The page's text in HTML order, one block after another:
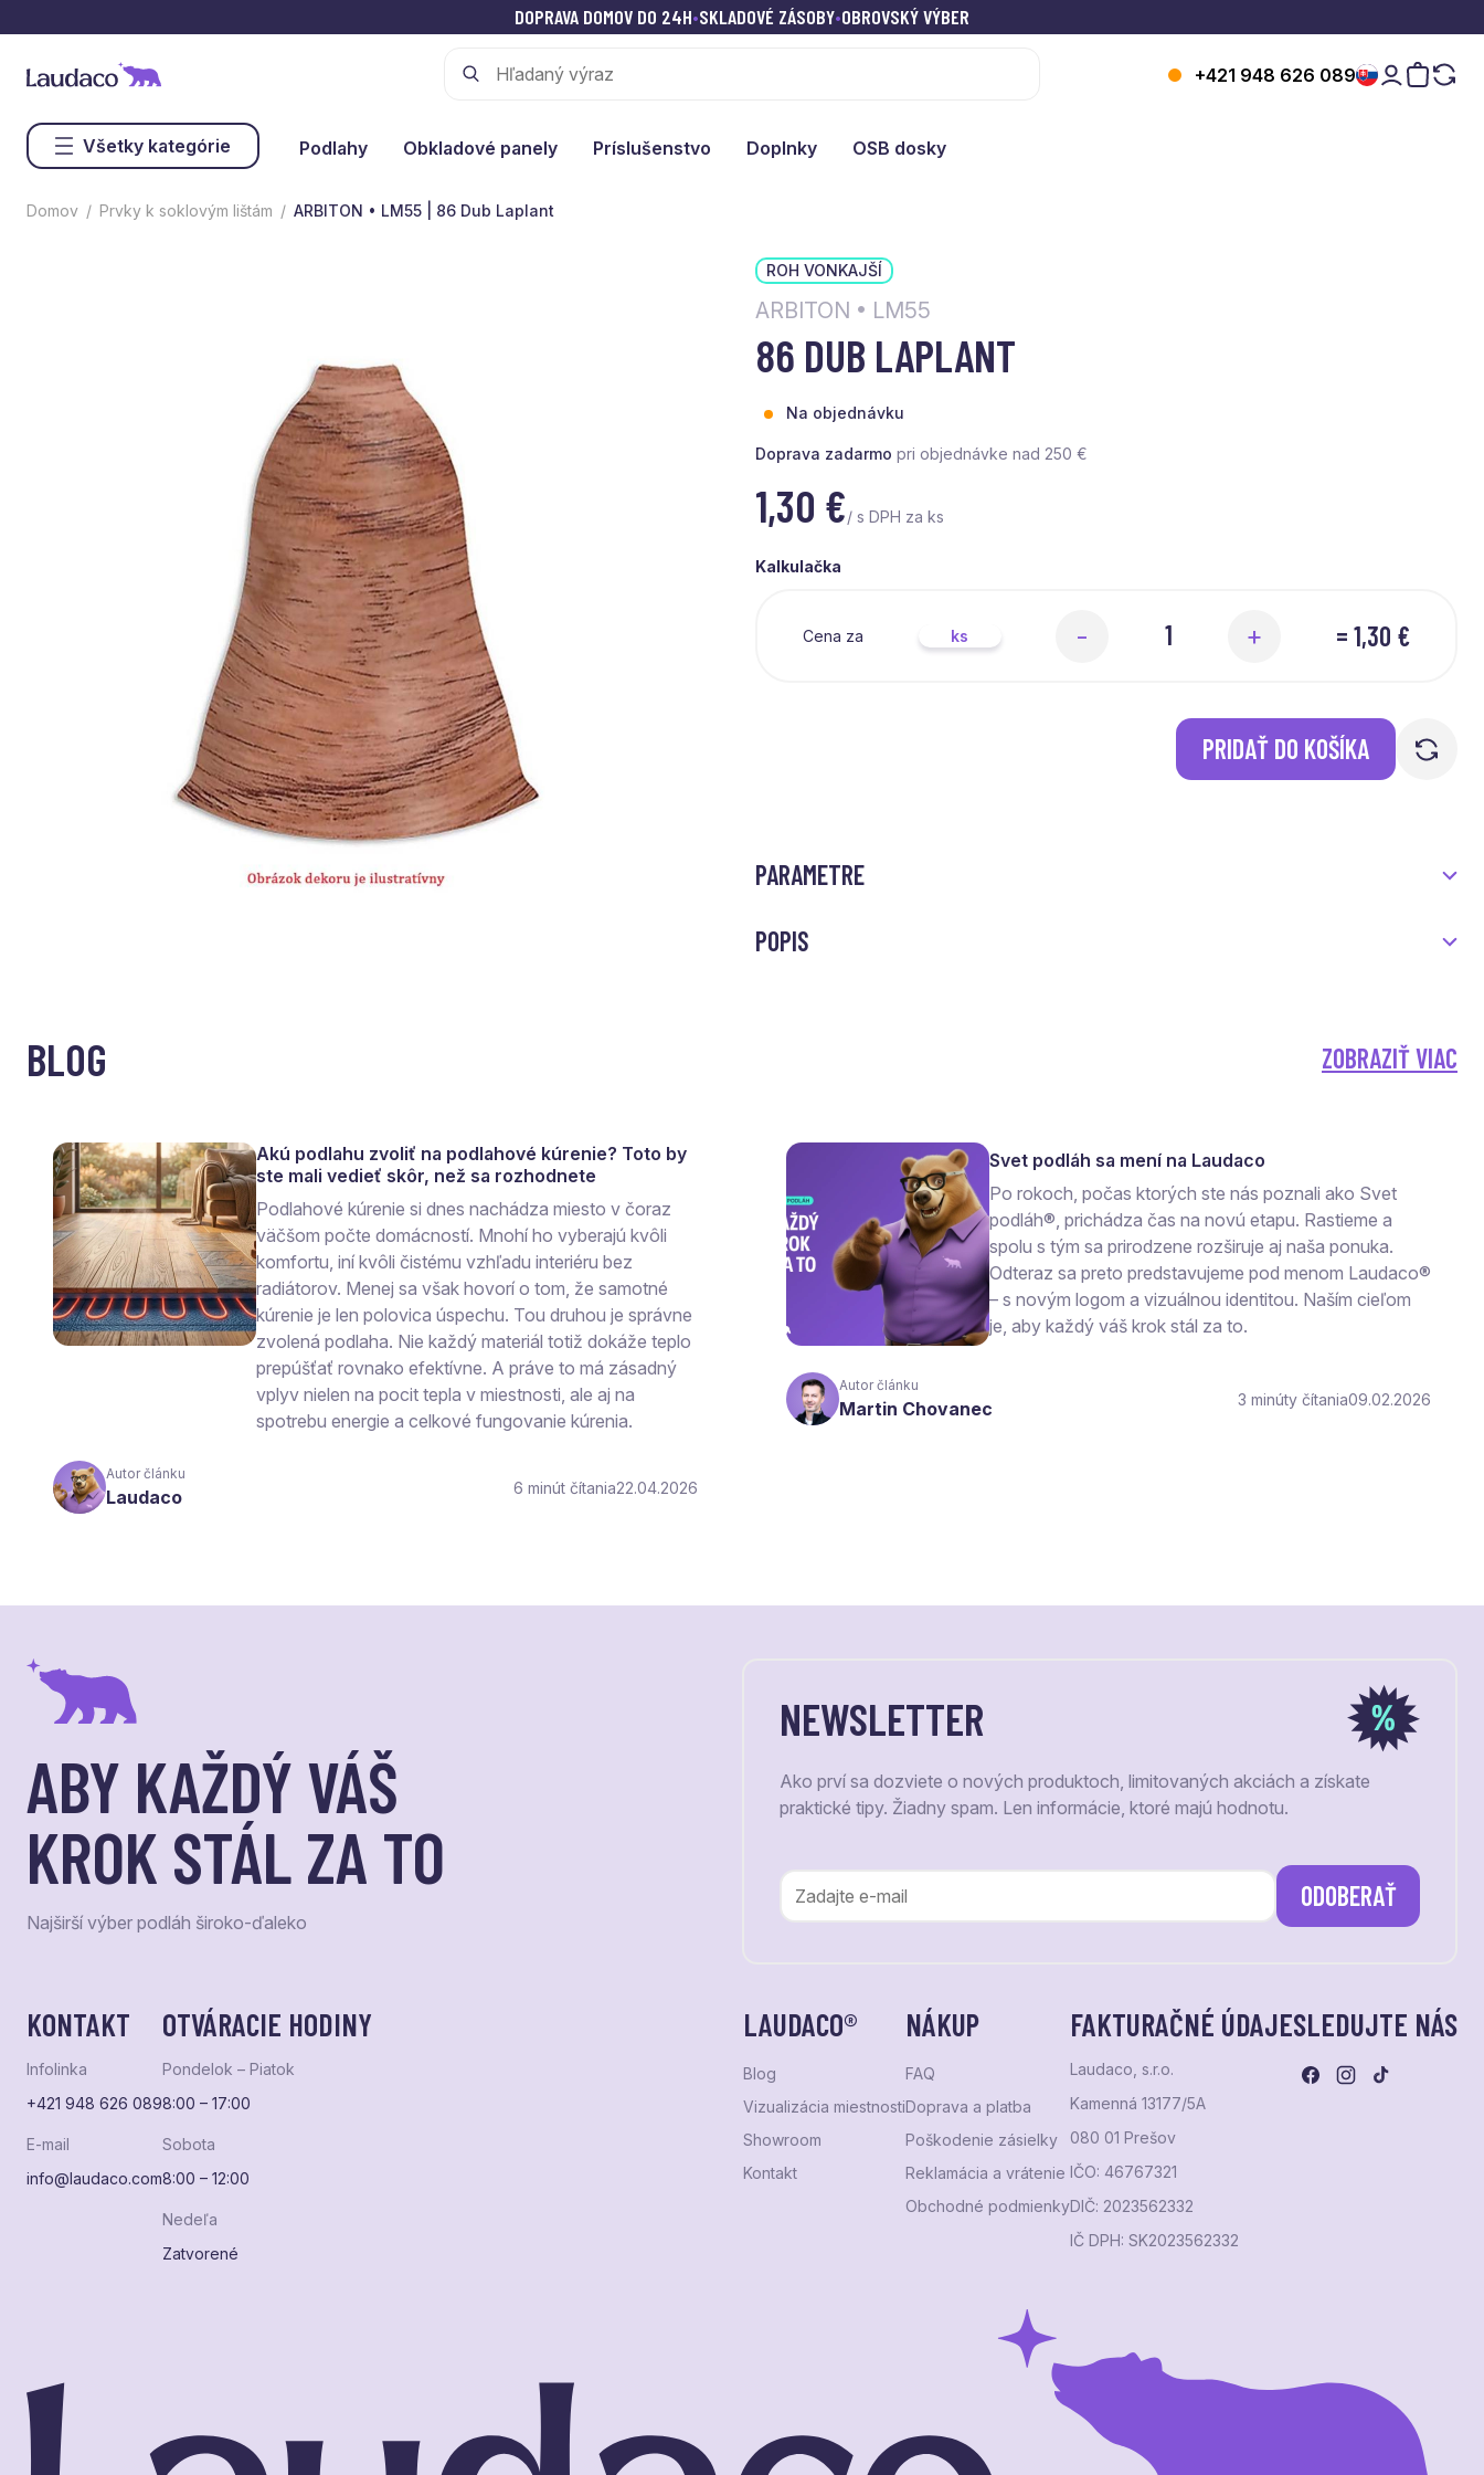
DOPRAVA DOMOV DO 24H•SKLADOVÉ ZÁSOBY•OBROVSKÝ VÝBER
+421 948 626 089
Všetky kategórie Podlahy Obkladové panely Príslušenstvo Doplnky OSB dosky
Domov Prvky k soklovým lištám ARBITON • LM55 | 86 Dub Laplant
ROH VONKAJŠÍ
ARBITON • LM55
86 DUB LAPLANT
Na objednávku
Doprava zadarmo pri objednávke nad 250 €
1,30 €/ s DPH za ks
Kalkulačka
Cena za ks - + =1,30 €
PRIDAŤ DO KOŠÍKA
PARAMETRE
POPIS
BLOG ZOBRAZIŤ VIAC
Akú podlahu zvoliť na podlahové kúrenie? Toto by
ste mali vedieť skôr, než sa rozhodnete
Podlahové kúrenie si dnes nachádza miesto v čoraz
väčšom počte domácností. Mnohí ho vyberajú kvôli
komfortu, iní kvôli čistému vzhľadu interiéru bez
radiátorov. Menej sa však hovorí o tom, že samotné
kúrenie je len polovica úspechu. Tou druhou je správne
zvolená podlaha. Nie každý materiál totiž dokáže teplo
prepúšťať rovnako efektívne. A práve to má zásadný
vplyv nielen na pocit tepla v miestnosti, ale aj na
spotrebu energie a celkové fungovanie kúrenia.
Autor článku
Laudaco 6 čítania22.04.2026
Svet podláh sa mení na Laudaco
Po rokoch, počas ktorých ste nás poznali ako Svet
podláh®, prichádza čas na novú etapu. Rastieme a
spolu s tým sa prirodzene rozširuje aj naša ponuka.
Odteraz sa preto predstavujeme pod menom Laudaco®
– s novým logom a vizuálnou identitou. Naším cieľom
je, aby každý váš krok stál za to.
Autor článku
Martin Chovanec 3 čítania09.02.2026
ABY KAŽDÝ VÁŠ
KROK STÁL ZA TO
Najširší výber podláh široko-ďaleko
NEWSLETTER
Ako prví sa dozviete o nových produktoch, limitovaných akciách a získate
praktické tipy. Žiadny spam. Len informácie, ktoré majú hodnotu.
ODOBERAŤ
KONTAKT
Infolinka
+421 948 626 089
E-mail
info@laudaco.com
OTVÁRACIE HODINY
Pondelok – Piatok
8:00 – 17:00
Sobota
8:00 – 12:00
Nedeľa
Zatvorené
LAUDACO®
Blog
Vizualizácia miestnosti
Showroom
Kontakt
NÁKUP
FAQ
Doprava a platba
Poškodenie zásielky
Reklamácia a vrátenie
Obchodné podmienky
FAKTURAČNÉ ÚDAJE
Laudaco, s.r.o.
Kamenná 13177/5A
080 01 Prešov
IČO: 46767321
DIČ: 2023562332
IČ DPH: SK2023562332
SLEDUJTE NÁS